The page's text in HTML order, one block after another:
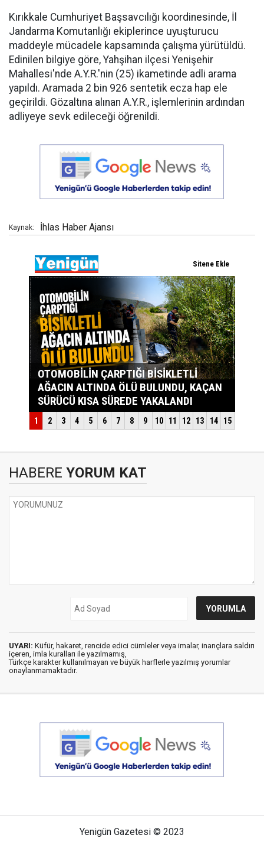
Kırıkkale Cumhuriyet Başsavcılığı koordinesinde, İl
Jandarma Komutanlığı ekiplerince uyuşturucu
maddeyle mücadele kapsamında çalışma yürütüldü.
Edinilen bilgiye göre, Yahşihan ilçesi Yenişehir
Mahallesi'nde A.Y.R.'nin (25) ikametinde adli arama
yapıldı. Aramada 2 bin 926 sentetik ecza hap ele
geçirildi. Gözaltına alınan A.Y.R., işlemlerinin ardından
adliyeye sevk edileceği öğrenildi.
Kaynak: İhlas Haber Ajansı
HABERE YORUM KAT
UYARI: Küfür, hakaret, rencide edici cümleler veya imalar, inançlara saldırı
içeren, imla kuralları ile yazılmamış,
Türkçe karakter kullanılmayan ve büyük harflerle yazılmış yorumlar
onaylanmamaktadır.
Yenigün Gazetesi © 2023